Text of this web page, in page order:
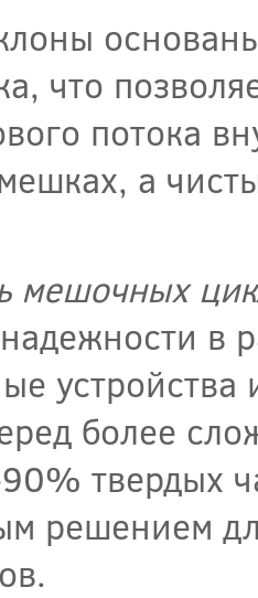
что
потока
а
мешочных
в
более
твердых
решением